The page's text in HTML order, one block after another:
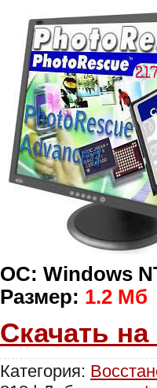
OC: Windows
Размер: 1.2 Мб
Скачать
Категория: